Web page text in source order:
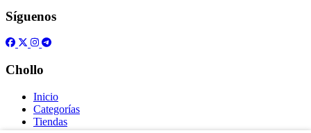
Síguenos
Chollo
Inicio
Categorías
Tiendas